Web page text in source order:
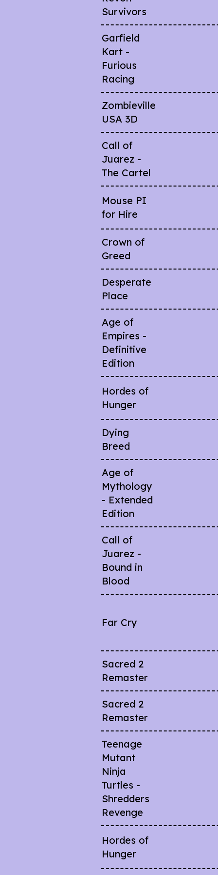
Survivors
Garfield
Kart -
Furious
Racing
Zombieville
USA 3D
Call of
Juarez -
The Cartel
Mouse PI
for Hire
Crown of
Greed
Desperate
Place
Age of
Empires -
Definitive
Edition
Hordes of
Hunger
Dying
Breed
Age of
Mythology
- Extended
Edition
Call of
Juarez -
Bound in
Blood
Far Cry
Sacred 2
Remaster
Sacred 2
Remaster
Teenage
Mutant
Ninja
Turtles -
Shredders
Revenge
Hordes of
Hunger